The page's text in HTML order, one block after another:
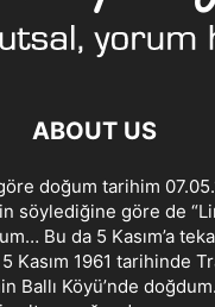
ABOUT US
doğum tarihim
söylediğine göre de
Bu da 5 Kasım’a
Kasım 1961 tarihinde
Ballı Köyü’nde